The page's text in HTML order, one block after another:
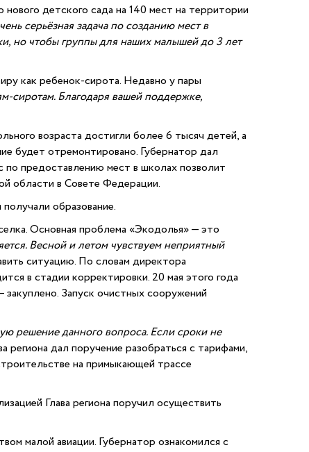
детского сада на 140 мест на территории
серьёзная задача по созданию мест в
но чтобы группы для наших малышей до 3 лет
как ребенок-сирота. Недавно у пары
сиротам. Благодаря вашей поддержке,
возраста достигли более 6 тысяч детей, а
будет отремонтировано. Губернатор дал
предоставлению мест в школах позволит
области в Совете Федерации.
образование.
Основная проблема «Экодолья» — это
Весной и летом чувствуем неприятный
ситуацию. По словам директора
в стадии корректировки. 20 мая этого года
Запуск очистных сооружений
решение данного вопроса. Если сроки не
региона дал поручение разобраться с тарифами,
на примыкающей трассе
Глава региона поручил осуществить
малой авиации. Губернатор ознакомился с